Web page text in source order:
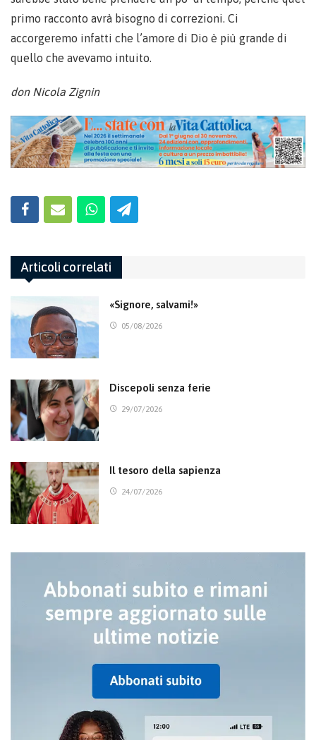
primo racconto avrà bisogno di correzioni. Ci
accorgeremo infatti che l’amore di Dio è più grande di
quello che avevamo intuito.
don Nicola Zignin
Articoli correlati
«Signore, salvami!»
05/08/2026
Discepoli senza ferie
29/07/2026
Il tesoro della sapienza
24/07/2026